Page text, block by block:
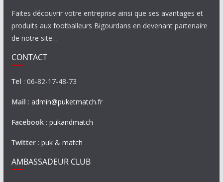
Faites découvrir votre entreprise ainsi que ses avantages et
produits aux footballeurs Bigourdans en devenant partenaire
de notre site…
CONTACT
Tel : 06-82-17-48-73
Mail : admin@puketmatch.fr
Facebook: pukandmatch
Twitter: puk & match
AMBASSADEUR CLUB